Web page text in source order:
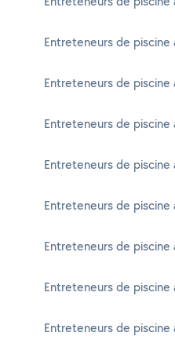
Entreteneurs de piscine
Entreteneurs de piscine
Entreteneurs de piscine
Entreteneurs de piscine
Entreteneurs de piscine
Entreteneurs de piscine
Entreteneurs de piscine
Entreteneurs de piscine